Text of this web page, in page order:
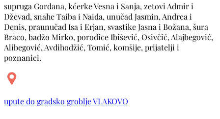
supruga Gordana, kćerke Vesna i Sanja, zetovi Admir i
Dževad, snahe Taiba i Naida, unučad Jasmin, Andrea i
Denis, praunučad Isa i Erjan, svastike Jasna i Božana, šura
Braco, badžo Mirko, porodice Ibišević, Osivčić, Alajbegović,
Alibegović, Avdihodžić, Tomić, komšije, prijatelji i
poznanici.
upute do gradsko groblje VLAKOVO